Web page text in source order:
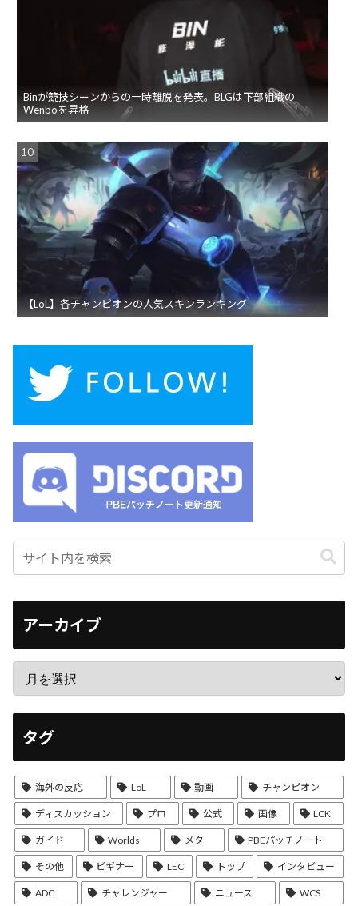
Binが競技シーンからの一時離脱を発表。BLGは下部組織の
Wenboを昇格
【LoL】各チャンピオンの人気スキンランキング
アーカイブ
タグ
海外の反応 LoL 動画 チャンピオン
ディスカッション プロ 公式 画像 LCK
ガイド Worlds メタ PBEパッチノート
その他 ビギナー LEC トップ インタビュー
ADC チャレンジャー ニュース WCS